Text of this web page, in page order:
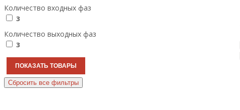
Количество входных фаз
3
Количество выходных фаз
3